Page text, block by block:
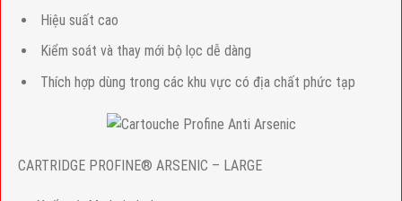
Hiệu suất cao
Kiểm soát và thay mới bộ lọc dễ dàng
Thích hợp dùng trong các khu vực có địa chất phức tạp
CARTRIDGE PROFINE® ARSENIC – LARGE